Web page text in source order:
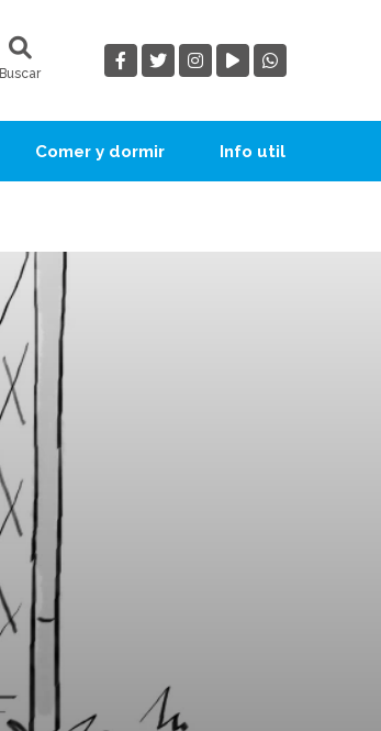
Buscar
Comer y dormir Info util